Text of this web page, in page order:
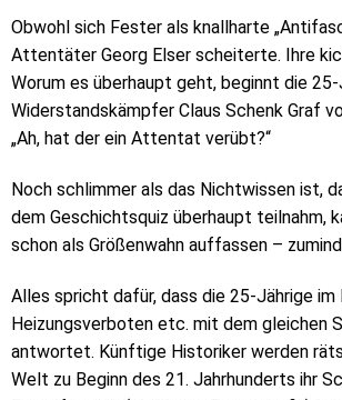
Obwohl sich Fester als knallharte
Attentäter Georg Elser scheiterte. Ihre
Worum es überhaupt geht, beginnt die
Widerstandskämpfer Claus Schenk Graf
„Ah, hat der ein Attentat verübt?“
Noch schlimmer als das Nichtwissen ist,
dem Geschichtsquiz überhaupt teilnahm,
schon als Größenwahn auffassen –
Alles spricht dafür, dass die 25-Jährige
Heizungsverboten etc. mit dem gleichen
antwortet. Künftige Historiker werden
Welt zu Beginn des 21. Jahrhunderts ihr